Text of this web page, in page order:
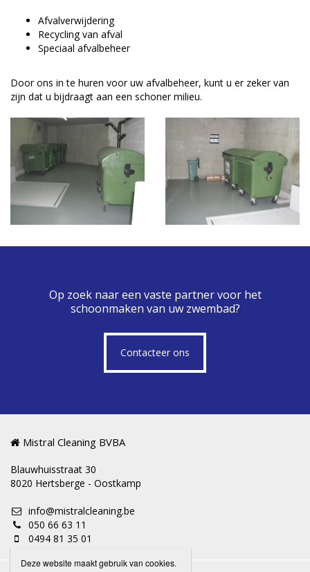
Afvalverwijdering
Recycling van afval
Speciaal afvalbeheer
Door ons in te huren voor uw afvalbeheer, kunt u er zeker van
zijn dat u bijdraagt aan een schoner milieu.
Op zoek naar een vaste partner voor het
schoonmaken van uw zwembad?
Contacteer ons
Mistral Cleaning BVBA
Blauwhuisstraat 30
8020 Hertsberge - Oostkamp
info@mistralcleaning.be
050 66 63 11
0494 81 35 01
Deze website maakt gebruik van cookies.